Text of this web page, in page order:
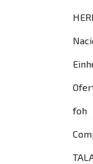
foh